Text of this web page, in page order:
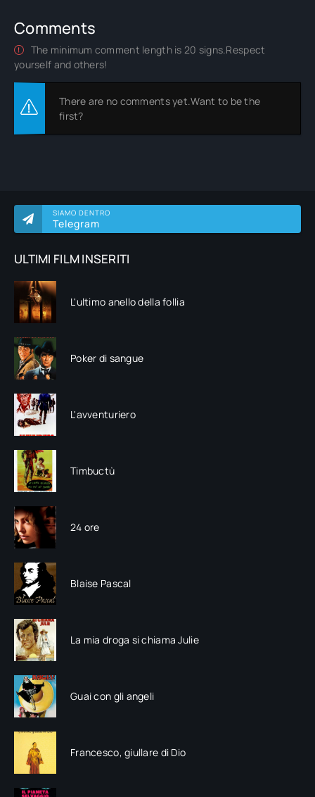
SIAMO DENTRO
Telegram
ULTIMI FILM INSERITI
L'ultimo anello della follia
Poker di sangue
L'avventuriero
Timbuctù
24 ore
Blaise Pascal
La mia droga si chiama Julie
Guai con gli angeli
Francesco, giullare di Dio
Comments
The minimum comment length is 20 signs.Respect
yourself and others!
There are no comments yet.Want to be the
first?